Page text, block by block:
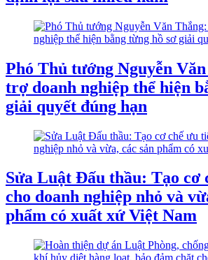
Phó Thủ tướng Nguyễn
trợ doanh nghiệp thể hiện
giải quyết đúng hạn
Sửa Luật Đấu thầu: Tạo cơ
cho doanh nghiệp nhỏ và
phẩm có xuất xứ Việt Nam